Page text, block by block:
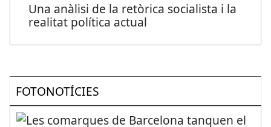
Una anàlisi de la retòrica socialista i la
realitat política actual
FOTONOTÍCIES